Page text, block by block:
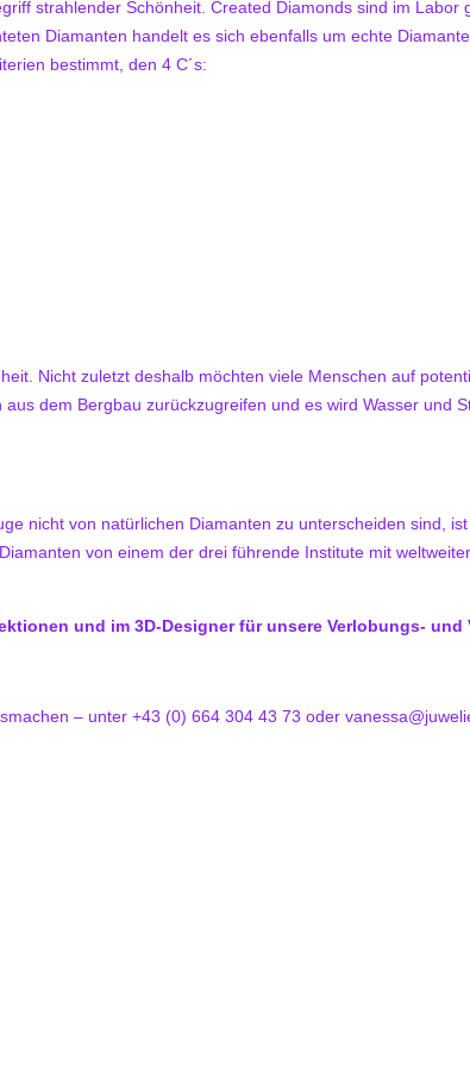
strahlender Schönheit. Created Diamonds sind im
Diamanten handelt es sich ebenfalls um echte
bestimmt, den 4 C´s:
Nicht zuletzt deshalb möchten viele Menschen auf
dem Bergbau zurückzugreifen und es wird Wasser und
nicht von natürlichen Diamanten zu unterscheiden sind,
von einem der drei führende Institute mit
und im 3D-Designer für unsere Verlobungs-
– unter +43 (0) 664 304 43 73 oder